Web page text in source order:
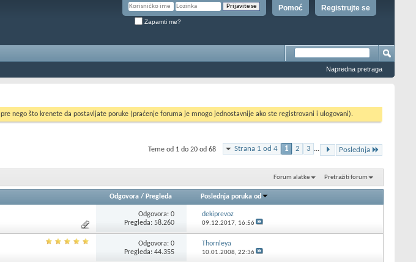
Registrujte se
Pomoć
Zapamti me?
Napredna pretraga
pre nego što krenete da postavljate poruke (praćenje foruma je mnogo jednostavnije ako ste registrovani i ulogovani).
Strana 1 od 4 1 2 3 ... Poslednja
Teme od 1 do 20 od 68
Forum alatke Pretražiti forum
Odgovora / Pregleda Poslednja poruka od
Odgovora:0
Pregleda: 58.260
dekiprevoz
09.12.2017, 16:56
Odgovora:0
Pregleda: 44.355
Thornleya
10.01.2008, 22:36